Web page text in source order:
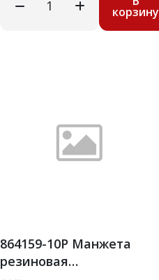
корзину
864159-10Р Манжета
резиновая